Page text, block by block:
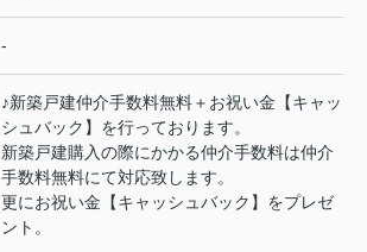
-
♪新築戸建仲介手数料無料＋お祝い金【キャッ
シュバック】を行っております。
新築戸建購入の際にかかる仲介手数料は仲介
手数料無料にて対応致します。
更にお祝い金【キャッシュバック】をプレゼ
ント。